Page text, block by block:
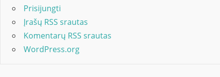
Prisijungti
Įrašų RSS srautas
Komentarų RSS srautas
WordPress.org